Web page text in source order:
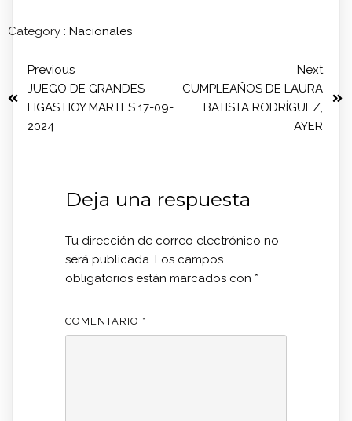
Category : Nacionales
Previous
JUEGO DE GRANDES
LIGAS HOY MARTES 17-09-
2024
Next
CUMPLEAÑOS DE LAURA
BATISTA RODRÍGUEZ,
AYER
Deja una respuesta
Tu dirección de correo electrónico no
será publicada. Los campos
obligatorios están marcados con *
COMENTARIO *